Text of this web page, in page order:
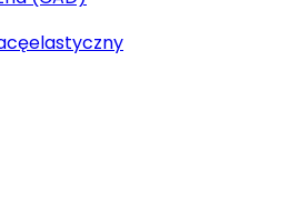
elastyczny